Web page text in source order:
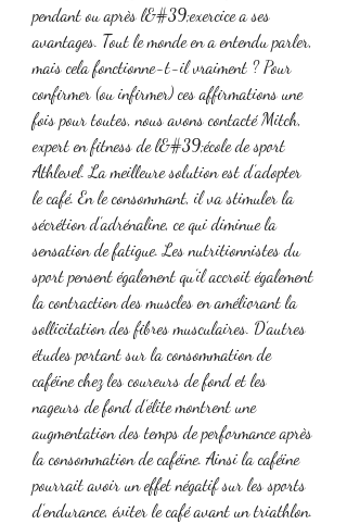
pendant ou après l&#39;exercice a ses
avantages. Tout le monde en a entendu parler,
mais cela fonctionne-t-il vraiment ? Pour
confirmer (ou infirmer) ces affirmations une
fois pour toutes, nous avons contacté Mitch,
expert en fitness de l&#39;école de sport
Athlevel. La meilleure solution est d’adopter
le café. En le consommant, il va stimuler la
sécrétion d’adrénaline, ce qui diminue la
sensation de fatigue. Les nutritionnistes du
sport pensent également qu’il accroit également
la contraction des muscles en améliorant la
sollicitation des fibres musculaires. D’autres
études portant sur la consommation de
caféine chez les coureurs de fond et les
nageurs de fond d’élite montrent une
augmentation des temps de performance après
la consommation de caféine. Ainsi la caféine
pourrait avoir un effet négatif sur les sports
d’endurance, éviter le café avant un triathlon.